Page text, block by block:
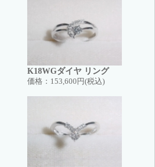
K18WGダイヤ リング
価格： 153,600円(税込)